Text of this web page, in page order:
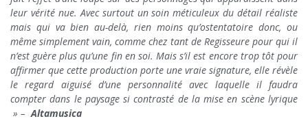
leur vérité nue. Avec surtout un soin méticuleux du détail réaliste
mais qui va bien au-delà, rien moins qu’ostentatoire donc, ou
même simplement vain, comme chez tant de Regisseure pour qui il
n’est guère plus qu’une fin en soi. Mais s’il est encore trop tôt pour
affirmer que cette production porte une vraie signature, elle révèle
le regard aiguisé d’une personnalité avec laquelle il faudra
compter dans le paysage si contrasté de la mise en scène lyrique
» – Altamusica